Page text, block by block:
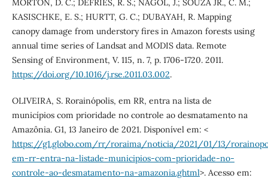
MORTON, D. C.; DEFRIES, R. S.; NAGOL, J.; SOUZA JR., C. M.;
KASISCHKE, E. S.; HURTT, G. C.; DUBAYAH, R. Mapping
canopy damage from understory fires in Amazon forests using
annual time series of Landsat and MODIS data. Remote
Sensing of Environment, V. 115, n. 7, p. 1706-1720. 2011.
https://doi.org/10.1016/j.rse.2011.03.002.
OLIVEIRA, S. Rorainópolis, em RR, entra na lista de
municípios com prioridade no controle ao desmatamento na
Amazônia. G1, 13 Janeiro de 2021. Disponível em: <
https://g1.globo.com/rr/roraima/noticia/2021/01/13/
em-rr-entra-na-listade-municipios-com-prioridade-no-
controle-ao-desmatamento-na-amazonia.ghtml>. Acesso em: